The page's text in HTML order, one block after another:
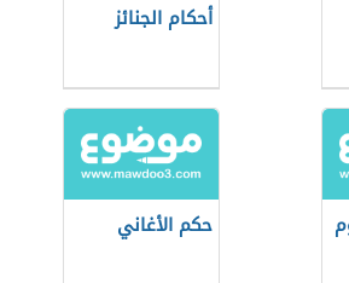
أحكام الجنائز
حكم الأغاني